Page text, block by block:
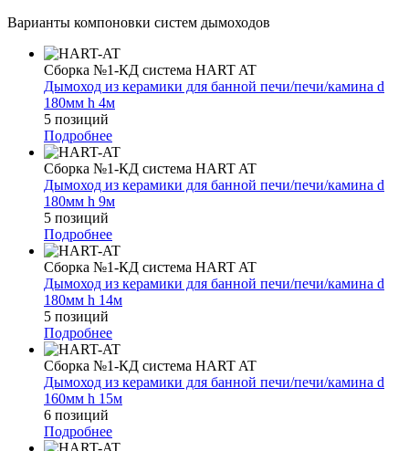
Варианты компоновки систем дымоходов
Сборка №1-КД система HART AT
Дымоход из керамики для банной печи/печи/камина d
180мм h 4м
5 позиций
Подробнее
Сборка №1-КД система HART AT
Дымоход из керамики для банной печи/печи/камина d
180мм h 9м
5 позиций
Подробнее
Сборка №1-КД система HART AT
Дымоход из керамики для банной печи/печи/камина d
180мм h 14м
5 позиций
Подробнее
Сборка №1-КД система HART AT
Дымоход из керамики для банной печи/печи/камина d
160мм h 15м
6 позиций
Подробнее